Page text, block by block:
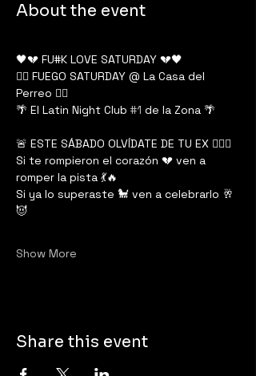
About the event
🖤💔 FU#K LOVE SATURDAY 💔🖤
❤️‍🔥 FUEGO SATURDAY @ La Casa del
Perreo ❤️‍🔥
🌴 El Latin Night Club #1 de la Zona 🌴
🚨 ESTE SÁBADO OLVÍDATE DE TU EX 😮‍💨🔥
Si te rompieron el corazón 💔 ven a
romper la pista 💃🔥
Si ya lo superaste 🐩 ven a celebrarlo 🥂
😈
Show More
Share this event